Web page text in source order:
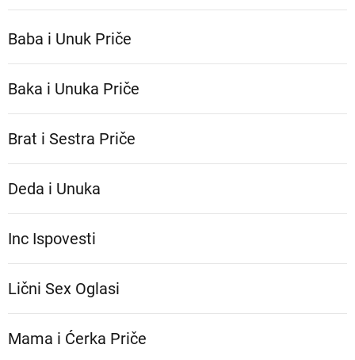
Baba i Unuk Priče
Baka i Unuka Pričе
Brat i Sestra Priče
Deda i Unuka
Inc Ispovesti
Lični Sex Oglasi
Mama i Ćerka Priče